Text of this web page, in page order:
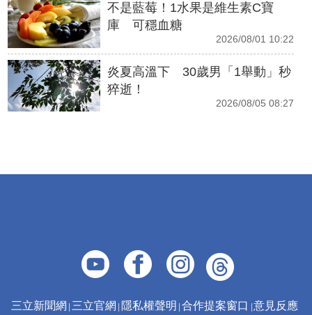
不是藍莓！1水果是維生素C寶
庫 可穩血糖
2026/08/01 10:22
炎夏高溫下 30歲男「1舉動」秒
猝逝！
2026/08/05 08:27
三立新聞網 三立官網 隱私權聲明 合作提案窗口 意見反應